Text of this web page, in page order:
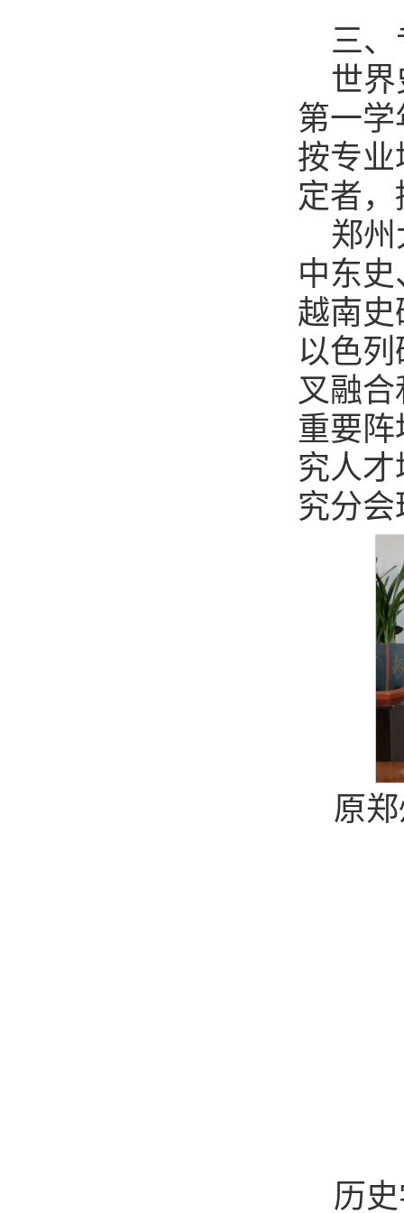
三
世界
第一
按专
定者
郑
中东
越南
以色
叉融
重要
究人
究分
原
历